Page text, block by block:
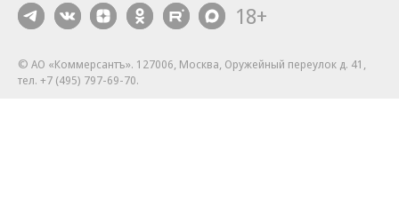
18+
© АО «Коммерсантъ». 127006, Москва, Оружейный переулок д. 41,
тел. +7 (495) 797-69-70.